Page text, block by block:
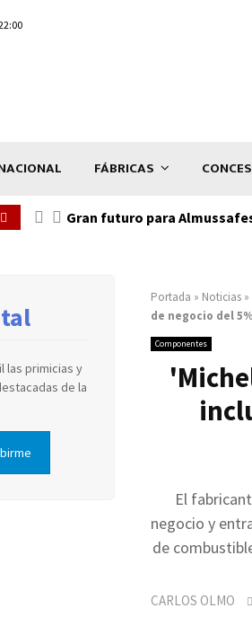
FÁBRICAS
Gran futuro para
Portada » Noticias »
de negocio del
Componentes
El
negocio y
de
CARLOS OLMO
las primicias y
de la